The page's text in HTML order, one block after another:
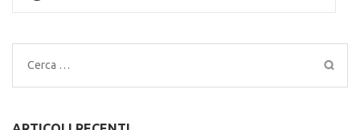
Ricerca
per: